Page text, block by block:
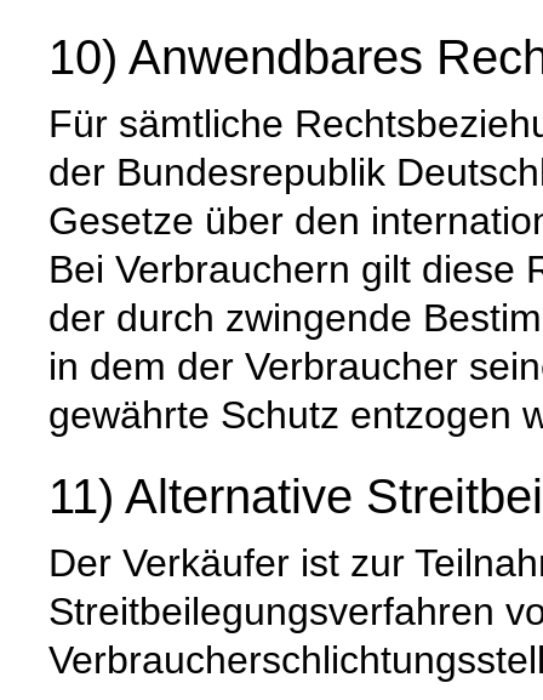
10) Anwendbares
Für sämtliche
der Bundesrepublik
Gesetze über den
Bei Verbrauchern gilt diese
der durch zwingende
in dem der Verbraucher
gewährte Schutz entzogen
11) Alternative
Der Verkäufer ist zur
Streitbeilegungsverfahren